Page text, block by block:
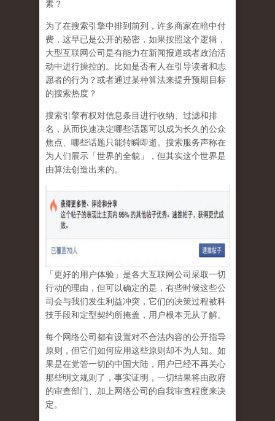
素？
为了在搜索引擎中排到前列，许多商家在暗中付
费，这早已是公开的秘密，如果按照这个逻辑，
大型互联网公司是有能力在新闻报道或者政治活
动中进行操控的。比如是否有人在引导读者和志
愿者的行为？或者通过某种算法来提升预期目标
的搜索热度？
搜索引擎有权对信息条目进行收纳、过滤和排
名，从而快速决定哪些话题可以成为长久的公众
焦点、哪些话题只能转瞬即逝。搜索服务声称在
为人们展示「世界的全貌」，但其实这个世界是
由算法创造出来的。
「更好的用户体验」是各大互联网公司采取一切
行动的理由，但可以确定的是，有些时候这些公
司会与我们发生利益冲突，它们的决策过程被科
技手段和定型契约所掩盖，用户根本无从了解。
每个网络公司都有设置对不合法内容的公开指导
原则，但它们如何应用这些原则却不为人知。如
果是在党管一切的中国大陆，用户已经不再关心
那些明文规则了，事实证明， 一切结果将由政府
的审查部门、加上网络公司的自我审查程度来决
定。